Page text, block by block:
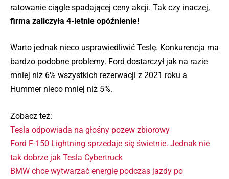
ratowanie ciągle spadającej ceny akcji. Tak czy inaczej,
firma zaliczyła 4-letnie opóźnienie!
Warto jednak nieco usprawiedliwić Teslę. Konkurencja ma
bardzo podobne problemy. Ford dostarczył jak na razie
mniej niż 6% wszystkich rezerwacji z 2021 roku a
Hummer nieco mniej niż 5%.
Zobacz też:
Tesla odpowiada na głośny pozew zbiorowy
Ford F-150 Lightning sprzedaje się świetnie. Jednak nie
tak dobrze jak Tesla Cybertruck
BMW chce wytwarzać energię podczas jazdy po